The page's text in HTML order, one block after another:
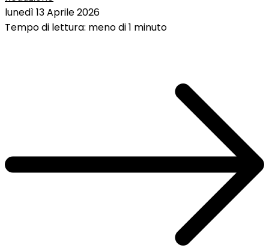
lunedì 13 Aprile 2026
Tempo di lettura: meno di 1 minuto